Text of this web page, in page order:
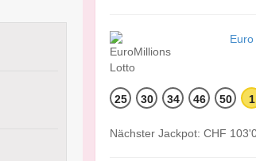
25 30 34 46 50 1
Nächster Jackpot: CHF